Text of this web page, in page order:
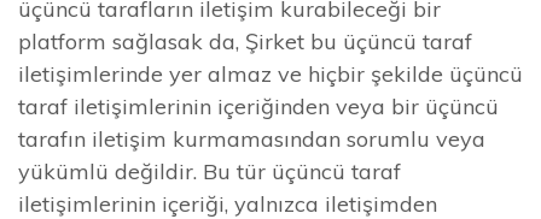
üçüncü tarafların iletişim kurabileceği bir
platform sağlasak da, Şirket bu üçüncü taraf
iletişimlerinde yer almaz ve hiçbir şekilde üçüncü
taraf iletişimlerinin içeriğinden veya bir üçüncü
tarafın iletişim kurmamasından sorumlu veya
yükümlü değildir. Bu tür üçüncü taraf
iletişimlerinin içeriği, yalnızca iletişimden